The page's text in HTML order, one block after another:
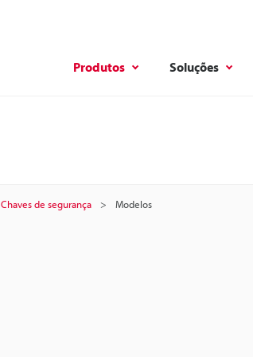
Produtos Soluções
Chaves de segurança Modelos